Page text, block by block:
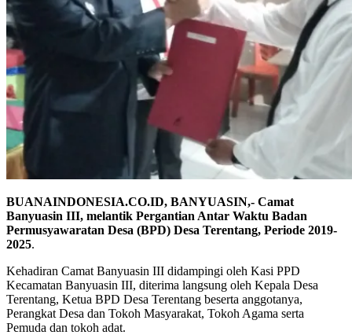
BUANAINDONESIA.CO.ID, BANYUASIN,- Camat
Banyuasin III, melantik Pergantian Antar Waktu Badan
Permusyawaratan Desa (BPD) Desa Terentang, Periode 2019-
2025.
Kehadiran Camat Banyuasin III didampingi oleh Kasi PPD
Kecamatan Banyuasin III, diterima langsung oleh Kepala Desa
Terentang, Ketua BPD Desa Terentang beserta anggotanya,
Perangkat Desa dan Tokoh Masyarakat, Tokoh Agama serta
Pemuda dan tokoh adat.